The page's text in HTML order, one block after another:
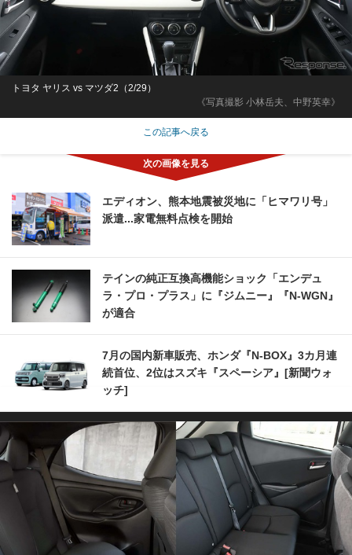
《写真撮影 小林岳夫、中野英幸》
トヨタ ヤリス vs マツダ2（2/29）
この記事へ戻る
エディオン、熊本地震被災地に「ヒマワリ号」
派遣...家電無料点検を開始
テインの純正互換高機能ショック「エンデュ
ラ・プロ・プラス」に『ジムニー』『N-WGN』
が適合
7月の国内新車販売、ホンダ『N-BOX』3カ月連
続首位、2位はスズキ『スペーシア』[新聞ウォ
ッチ]